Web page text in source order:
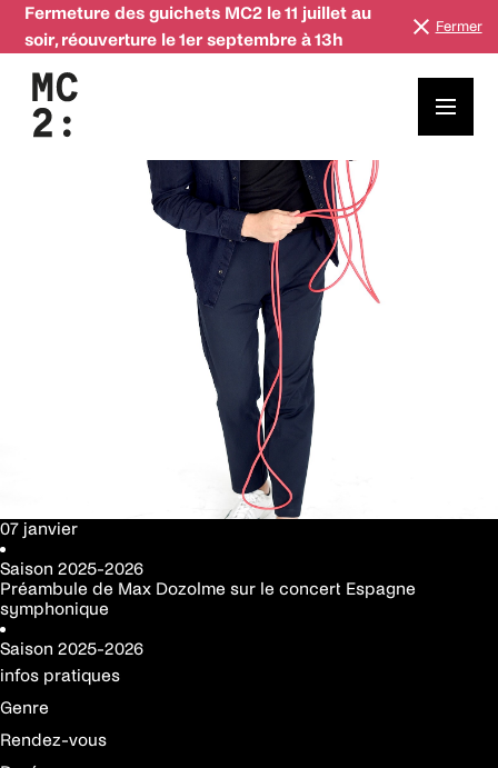
Fermeture des guichets MC2 le 11 juillet au
soir, réouverture le 1er septembre à 13h
Fermer
07 janvier
Saison 2025-2026
Préambule de Max Dozolme sur le concert Espagne
symphonique
Saison 2025-2026
infos pratiques
Genre
Rendez-vous